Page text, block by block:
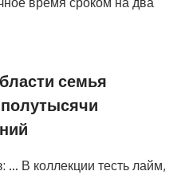
семья
… В коллекции тесть лайм,